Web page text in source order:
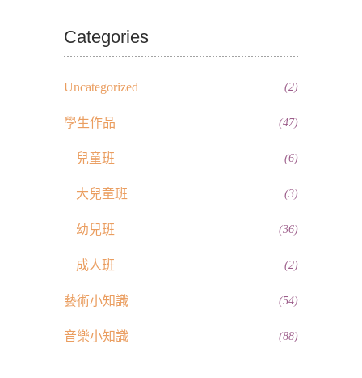
Categories
Uncategorized (2)
學生作品 (47)
兒童班 (6)
大兒童班 (3)
幼兒班 (36)
成人班 (2)
藝術小知識 (54)
音樂小知識 (88)